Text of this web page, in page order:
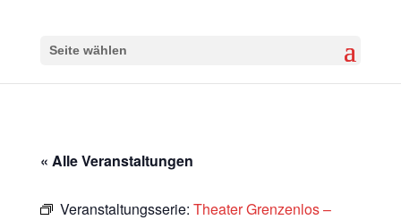
Seite wählen
« Alle Veranstaltungen
Veranstaltungsserie: Theater Grenzenlos –